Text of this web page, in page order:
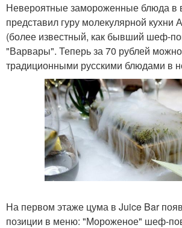
Невероятные замороженные блюда в
представил гуру молекулярной кухни
(более известный, как бывший шеф-
"Варвары". Теперь за 70 рублей
традиционными русскими блюдами в
На первом этаже цума в Juice Bar
позиции в меню: "Мороженое" шеф-